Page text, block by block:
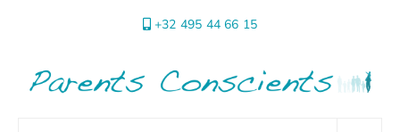
+32 495 44 66 15